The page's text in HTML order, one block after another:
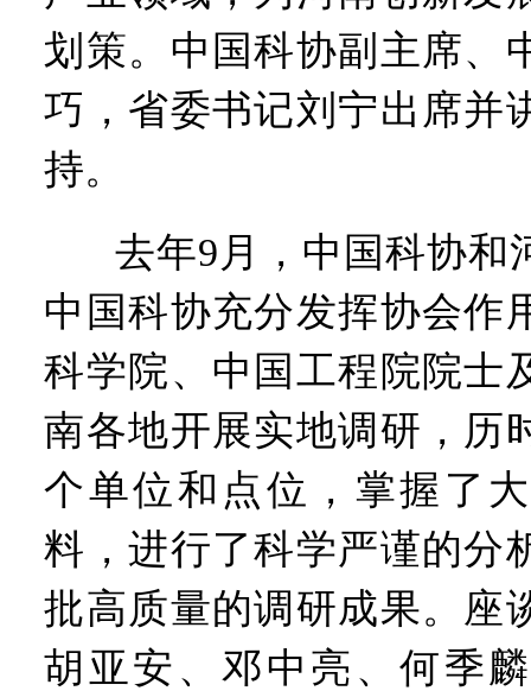
河南省主汛期防汛抗旱工作
“从根本上改变了中国人民
划策。中国科协副主席、
巧，省委书记刘宁出席并
持。
去年9月，中国科协和
中国科协充分发挥协会作
科学院、中国工程院院士
南各地开展实地调研，历
个单位和点位，掌握了
料，进行了科学严谨的分
批高质量的调研成果。座
胡亚安、邓中亮、何季